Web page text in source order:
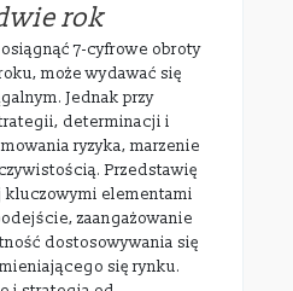
rok
7-cyfrowe obroty
może wydawać się
Jednak przy
determinacji i
ryzyka, marzenie
Przedstawię
kluczowymi elementami
zaangażowanie
dostosowywania się
się rynku.